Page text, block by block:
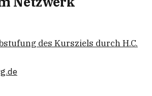
des Kursziels durch H.C.